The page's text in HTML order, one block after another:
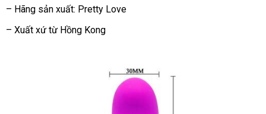
– Hãng sản xuất: Pretty Love
– Xuất xứ từ Hồng Kong